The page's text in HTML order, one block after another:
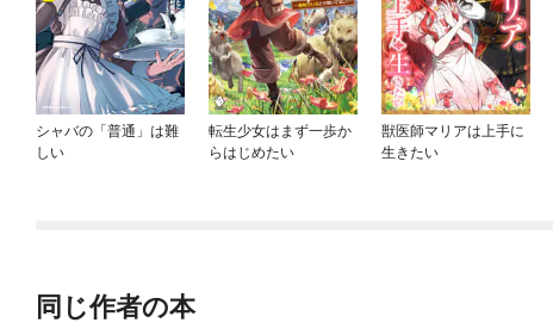
シャバの「普通」は難
しい
転生少女はまず一歩か
らはじめたい
獣医師マリアは上手に
生きたい
同じ作者の本